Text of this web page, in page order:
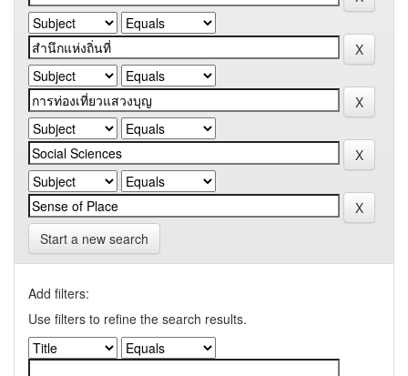
Start a new search
Add filters:
Use filters to refine the search results.